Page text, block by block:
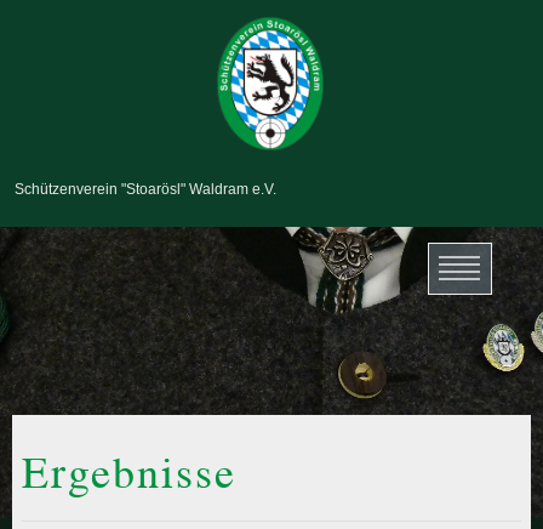
Schützenverein "Stoarösl" Waldram e.V.
Ergebnisse